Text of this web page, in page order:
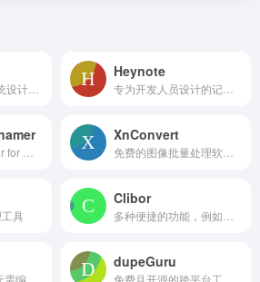
Heynote
XnConvert
具
Clibor
dupeGuru